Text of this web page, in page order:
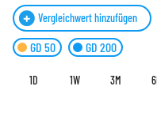
Vergleichwert hinzufügen
GD 50 GD 200
1D 1W 3M